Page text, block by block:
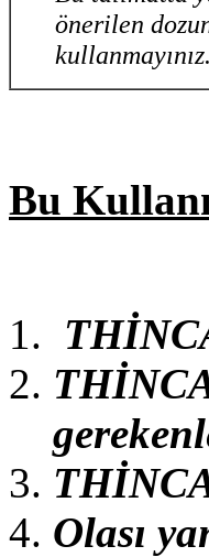
önerilen
kullanmayınız.
Bu
Olası